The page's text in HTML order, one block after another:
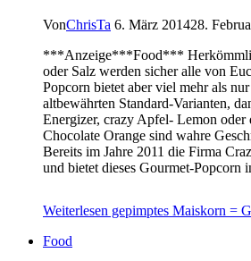
VonChrisTa 6. März 201428.
***Anzeige***Food***
oder Salz werden sicher alle von
Popcorn bietet aber viel mehr als
altbewährten Standard-Varianten,
Energizer, crazy Apfel- Lemon oder
Chocolate Orange sind wahre
Bereits im Jahre 2011 die Firma
und bietet dieses Gourmet-Popcorn
Weiterlesen gepimptes Maiskorn =
Food